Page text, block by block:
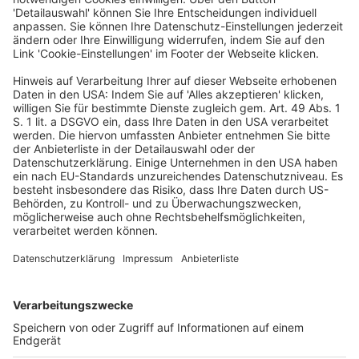
Wirtschaftsprüfungsgesellschaften im
Fondsmarktstärkungsgesetz
Die Wirtschaftsprüferkammer (WPK) hat mit ihrer
Stellungnahme zum Referentenentwurf (RefE) eines
Fondsmarktstärkungsgesetzes („Neu auf WPK.de“ vom
3.9.2024) einen Erfolg erzielt. Die von der WPK
angeregte Gleichstellung der
Buchprüfungsgesellschaften mit
Wirtschaftsprüfungsgesellschaften […]